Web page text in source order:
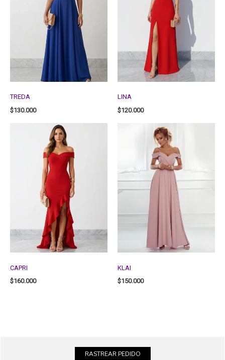
TREDA
$130.000
LINA
$120.000
CAPRI
$160.000
KLAI
$150.000
RASTREAR PEDIDO